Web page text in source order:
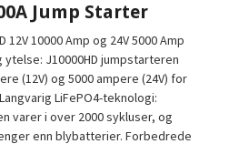
Jump Starter
12V 10000 Amp og 24V 5000 Amp
J10000HD jumpstarteren
(12V) og 5000 ampere (24V) for
LiFePO4-teknologi:
varer i over 2000 sykluser, og
enn blybatterier. Forbedrede